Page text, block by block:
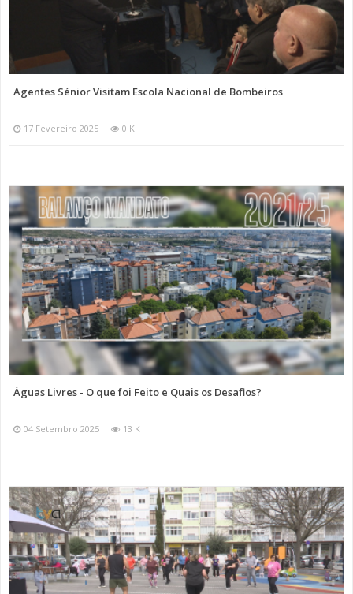
Agentes Sénior Visitam Escola Nacional de Bombeiros
17 Fevereiro 2025 0 K
Águas Livres - O que foi Feito e Quais os Desafios?
04 Setembro 2025 13 K